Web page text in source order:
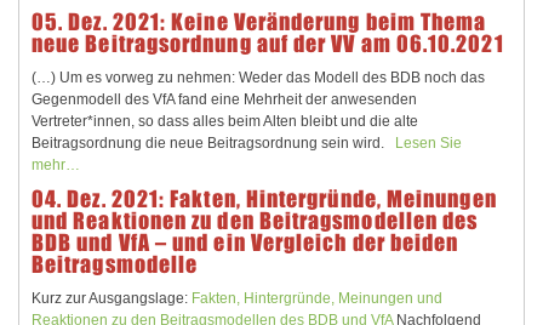
05. Dez. 2021: Keine Veränderung beim Thema
neue Beitragsordnung auf der VV am 06.10.2021
(…) Um es vorweg zu nehmen: Weder das Modell des BDB noch das
Gegenmodell des VfA fand eine Mehrheit der anwesenden
Vertreter*innen, so dass alles beim Alten bleibt und die alte
Beitragsordnung die neue Beitragsordnung sein wird.
Lesen Sie
mehr…
04. Dez. 2021: Fakten, Hintergründe, Meinungen
und Reaktionen zu den Beitragsmodellen des
BDB und VfA – und ein Vergleich der beiden
Beitragsmodelle
Kurz zur Ausgangslage: Fakten, Hintergründe, Meinungen und
Reaktionen zu den Beitragsmodellen des BDB und VfA Nachfolgend